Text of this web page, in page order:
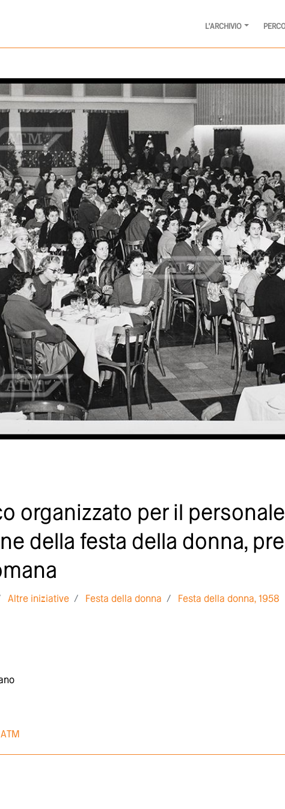
L'ARCHIVIO
organizzato per il
della festa della donna,
Altre iniziative Festa della donna Festa della donna, 1958